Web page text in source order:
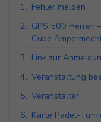
1. Fehler melden
2. GPS 500 Herren
Cube
3. Link zur
4. Veranstaltung
5. Veranstalter
6. Karte Padel-